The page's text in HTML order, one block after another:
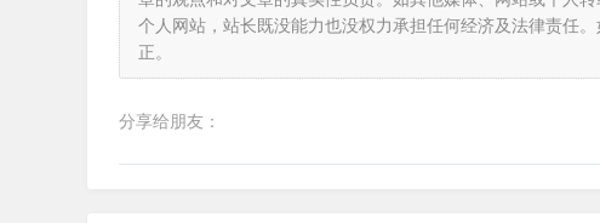
个人网站，站长既没能力也没权力承担任何经济及法律责任
正。
分享给朋友：